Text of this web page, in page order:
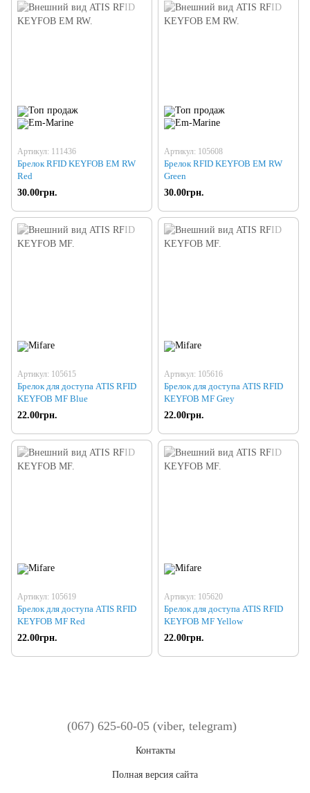
Артикул: 111436
Брелок RFID KEYFOB EM RW
Red
30.00грн.
Артикул: 105608
Брелок RFID KEYFOB EM RW
Green
30.00грн.
Артикул: 105615
Брелок для доступа ATIS RFID
KEYFOB MF Blue
22.00грн.
Артикул: 105616
Брелок для доступа ATIS RFID
KEYFOB MF Grey
22.00грн.
Артикул: 105619
Брелок для доступа ATIS RFID
KEYFOB MF Red
22.00грн.
Артикул: 105620
Брелок для доступа ATIS RFID
KEYFOB MF Yellow
22.00грн.
(067) 625-60-05 (viber, telegram)
Контакты
Полная версия сайта